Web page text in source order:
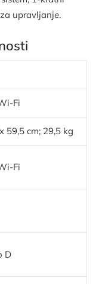
upravljanje.
Fi
59,5 cm; 29,5 kg
Fi
D